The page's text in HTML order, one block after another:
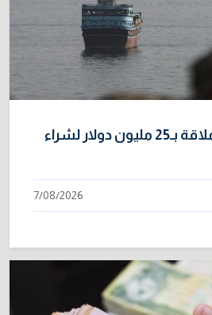
بسبب تأخّر دفع رواتب
الهند تحجز ناقلة عملاقة بـ25 مليون دولار لشراء
7/08/2026